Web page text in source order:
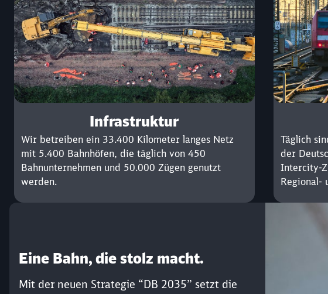
Infrastruktur
Wir betreiben ein 33.400 Kilometer langes Netz
mit 5.400 Bahnhöfen, die täglich von 450
Bahnunternehmen und 50.000 Zügen genutzt
werden.
Täglich
der
Intercity-
Regional-
Eine Bahn, die stolz macht.
Mit der neuen Strategie “DB 2035” setzt die